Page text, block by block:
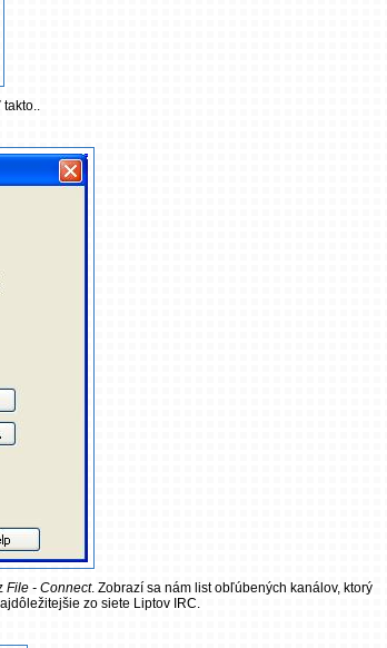
File - Connect. Zobrazí sa nám list obľúbených kanálov, ktorý
zo siete Liptov IRC.